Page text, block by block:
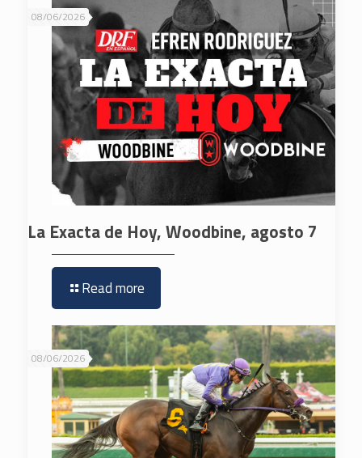
08/06/2026
La Exacta de Hoy, Woodbine, agosto 7
Read more
08/06/2026